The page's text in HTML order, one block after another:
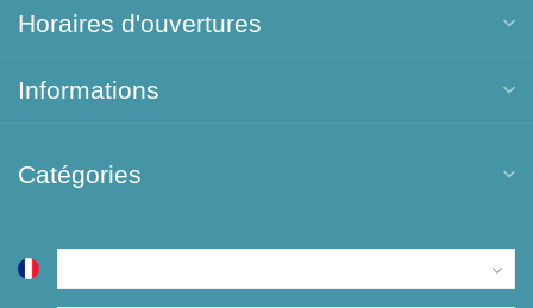
Horaires d'ouvertures
Informations
Catégories